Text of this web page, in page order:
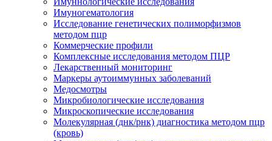
Имуногематология
Исследование генетических полиморфизмов
методом пцр
Коммерческие профили
Комплексные исследования методом ПЦР
Лекарственный мониторинг
Маркеры аутоиммунных заболеваний
Медосмотры
Микробиологические исследования
Микроскопические исследования
Молекулярная (днк/рнк) диагностика методом пцр
(кровь)